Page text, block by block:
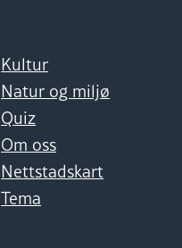
Kultur
Natur og miljø
Quiz
Om oss
Nettstadskart
Tema